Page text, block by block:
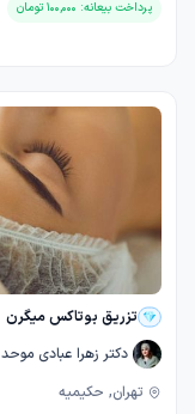
پرداخت بیعانه: 100,000 تومان
تزریق بوتاکس میگرن
دکتر زهرا عبادی موحد
تهران, حکیمیه